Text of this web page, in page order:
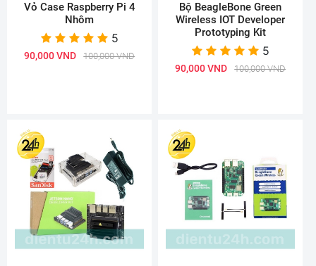
Vỏ Case Raspberry Pi 4
Nhôm
5
90,000 VND 100,000 VND
Bộ BeagleBone Green
Wireless IOT Developer
Prototyping Kit
5
90,000 VND 100,000 VND